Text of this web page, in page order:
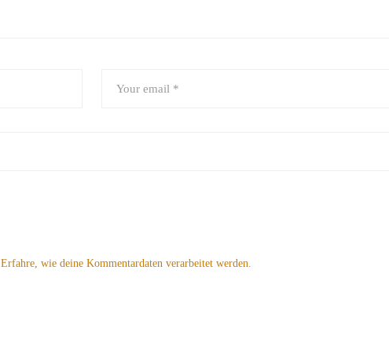
Erfahre, wie deine Kommentardaten verarbeitet werden.